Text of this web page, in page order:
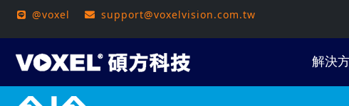
@voxel support@voxelvision.com.tw
解決